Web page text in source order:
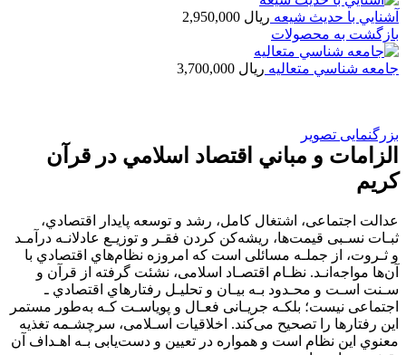
آشنايي با حديث شيعه ریال
بازگشت به محصولات
جامعه شناسي متعاليه ریال
بزرگنمایی تصویر
الزامات و مباني اقتصاد اسلامي در قرآن
كريم
ﻋﺪاﻟﺖ اﺟﺘﻤﺎﻋﻰ، اﺷﺘﻐﺎل ﻛﺎﻣﻞ، رﺷﺪ و ﺗﻮﺳﻌﻪ ﭘﺎﻳﺪار اﻗﺘﺼﺎدي،
ﺛﺒـﺎت ﻧﺴـﺒﻰ ﻗﻴﻤﺖﻫﺎ، رﻳﺸﻪﻛﻦ ﻛﺮدن ﻓﻘـﺮ و ﺗﻮزﻳـﻊ ﻋﺎدﻻﻧـﻪ درآﻣـﺪ
و ﺛـﺮوت، از ﺟﻤﻠـﻪ ﻣﺴﺎﺋﻠﻰ اﺳﺖ ﻛﻪ اﻣﺮوزه ﻧﻈﺎمﻫﺎي اﻗﺘﺼﺎدي ﺑﺎ
آنﻫﺎ ﻣﻮاﺟﻪاﻧـﺪ. ﻧﻈـﺎم اﻗﺘﺼـﺎد اﺳﻼﻣﻰ، ﻧﺸﺌﺖ ﮔﺮﻓﺘﻪ از ﻗﺮآن و
ﺳـﻨﺖ اﺳـﺖ و ﻣﺤـﺪود ﺑـﻪ ﺑﻴـﺎن و ﺗﺤﻠﻴـﻞ رﻓﺘﺎرﻫﺎي اﻗﺘﺼﺎدي ـ
اﺟﺘﻤﺎﻋﻰ ﻧﻴﺴﺖ؛ ﺑﻠﻜـﻪ ﺟﺮﻳـﺎﻧﻰ ﻓﻌـﺎل و ﭘﻮﻳﺎﺳـﺖ ﻛـﻪ ﺑﻪﻃﻮر ﻣﺴﺘﻤﺮ
اﻳﻦ رﻓﺘﺎرﻫﺎ را ﺗﺼﺤﻴﺢ ﻣﻰﻛﻨﺪ. اﺧﻼﻗﻴﺎت اﺳـﻼﻣﻰ، ﺳﺮﭼﺸـﻤﻪ ﺗﻐﺬﻳﻪ
ﻣﻌﻨﻮي اﻳﻦ ﻧﻈﺎم اﺳﺖ و ﻫﻤﻮاره در ﺗﻌﻴﻴﻦ و دﺳﺖﻳﺎﺑﻰ ﺑـﻪ اﻫـﺪاف آن